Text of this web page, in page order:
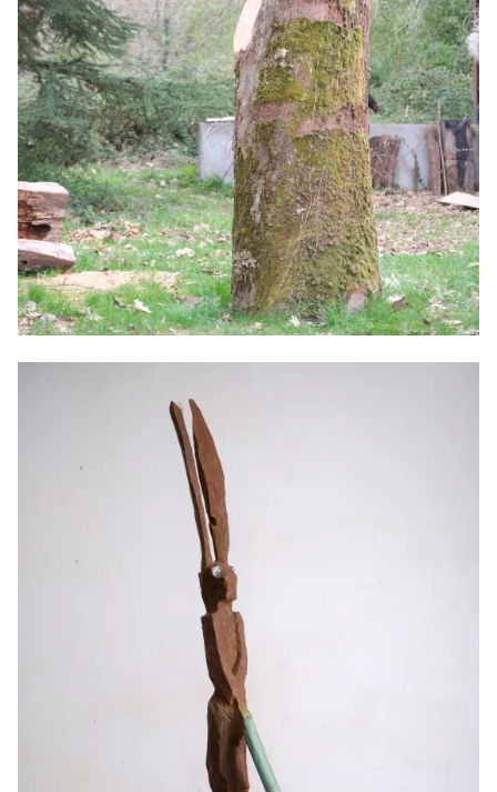
Minimal Animal, 2025